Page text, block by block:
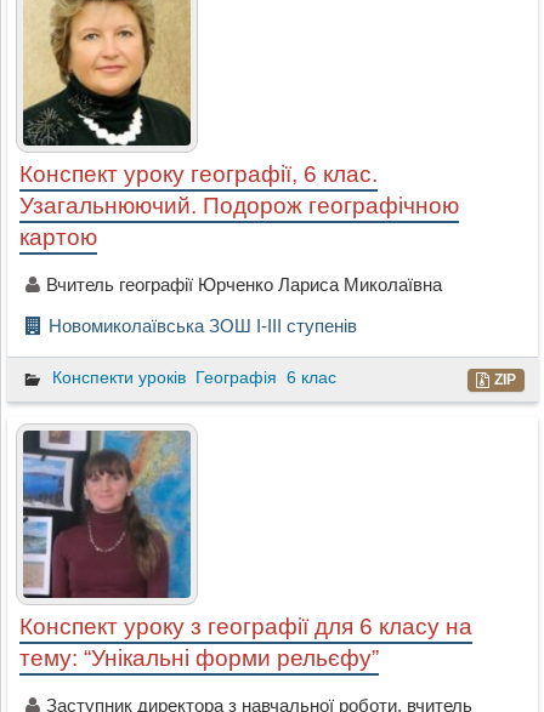
Конспект уроку географії, 6 клас.
Узагальнюючий. Подорож географічною
картою
Вчитель географії Юрченко Лариса Миколаївна
Новомиколаївська ЗОШ І-ІІІ ступенів
Конспекти уроків Географія 6 клас ZIP
Конспект уроку з географії для 6 класу на
тему: “Унікальні форми рельєфу”
Заступник директора з навчальної роботи, вчитель